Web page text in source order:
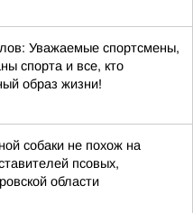
Уважаемые спортсмены,
спорта и все, кто
образ жизни!
собаки не похож на
псовых,
области